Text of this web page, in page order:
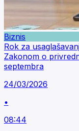
Biznis
Rok za
Zakonom o
septembra
24/03/2026
•
08:44